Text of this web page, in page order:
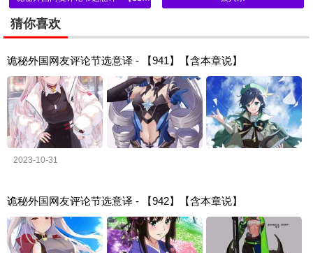
猜你喜欢
诡秘外国网友评论节选意译 - 【941】【含本章说】
2023-10-31
诡秘外国网友评论节选意译 - 【942】【含本章说】